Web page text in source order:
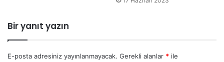
Bir yanıt yazın
E-posta adresiniz yayınlanmayacak. Gerekli alanlar * ile